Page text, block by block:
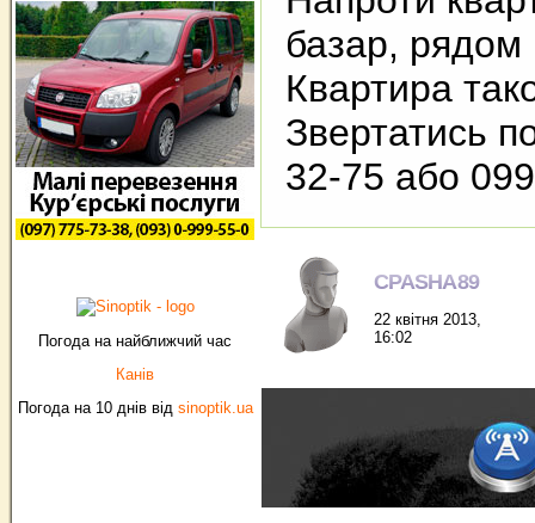
Погода на найближчий час
Канів
Погода на 10 днів від sinoptik.ua
базар, рядом
Квартира
Звертатись
32-75 або
CPASHA89
22 квітня 2013,
16:02